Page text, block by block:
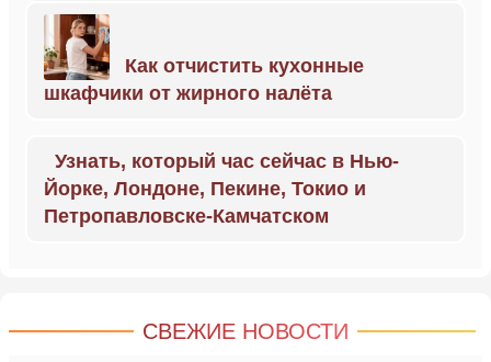
Как отчистить кухонные
шкафчики от жирного налёта
Узнать, который час сейчас в Нью-
Йорке, Лондоне, Пекине, Токио и
Петропавловске-Камчатском
СВЕЖИЕ НОВОСТИ